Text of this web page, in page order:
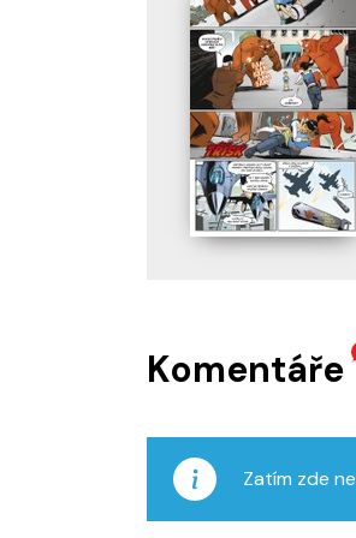
Komentáře
Zatím zde